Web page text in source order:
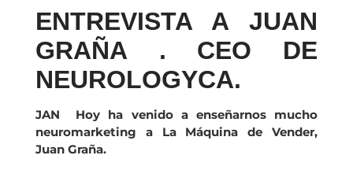
ENTREVISTA A JUAN
GRAÑA . CEO DE
NEUROLOGYCA.
JAN Hoy ha venido a enseñarnos mucho
neuromarketing a La Máquina de Vender,
Juan Graña.